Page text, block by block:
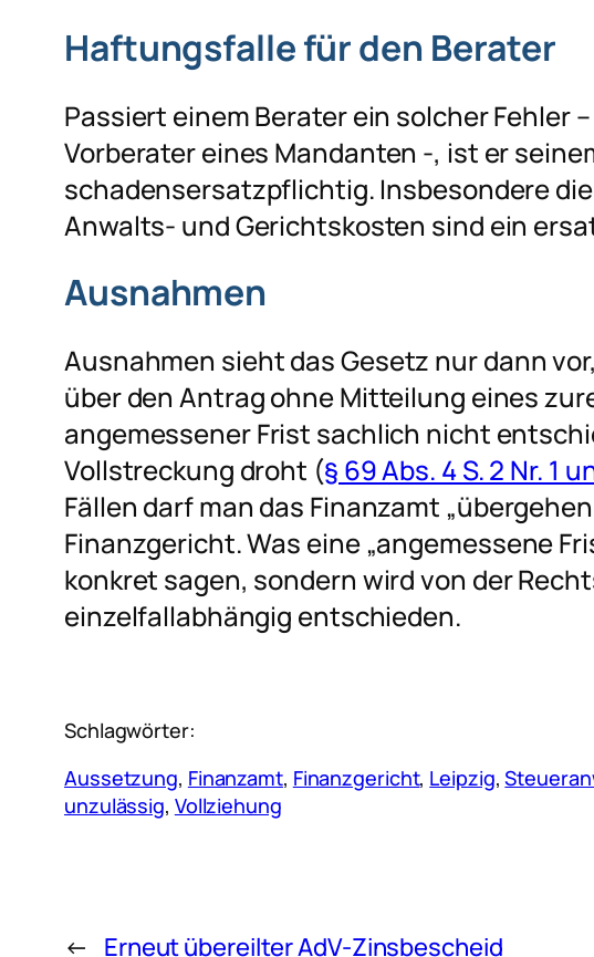
Haftungsfalle für den Berater
Passiert einem Berater ein solcher Fehler
Vorberater eines Mandanten -, ist er
schadensersatzpflichtig. Insbesondere
Anwalts- und Gerichtskosten sind ein
Ausnahmen
Ausnahmen sieht das Gesetz nur dann
über den Antrag ohne Mitteilung eines
angemessener Frist sachlich nicht
Vollstreckung droht (§ 69 Abs. 4 S. 2 Nr. 1
Fällen darf man das Finanzamt
Finanzgericht. Was eine „angemessene
konkret sagen, sondern wird von der
einzelfallabhängig entschieden.
Schlagwörter:
Aussetzung, Finanzamt, Finanzgericht, Leipzig,
unzulässig, Vollziehung
← Erneut übereilter AdV-Zinsbescheid